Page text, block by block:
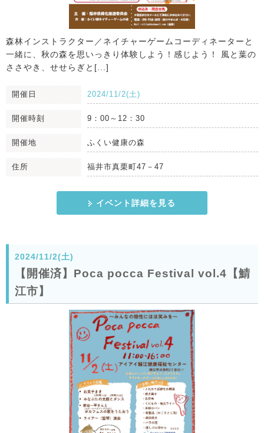
森林インストラクター／ネイチャーゲームコーディネーターと
一緒に、秋の森を思いっきり体験しよう！感じよう！ 風と葉の
ささやき、せせらぎと[...]
開催日 2024/11/2(土)
開催時刻 9：00～12：30
開催地 ふくい健康の森
住所 福井市真栗町47－47
イベント詳細を見る
2024/11/2(土)
【開催済】Poca pocca Festival vol.4【鯖
江市】